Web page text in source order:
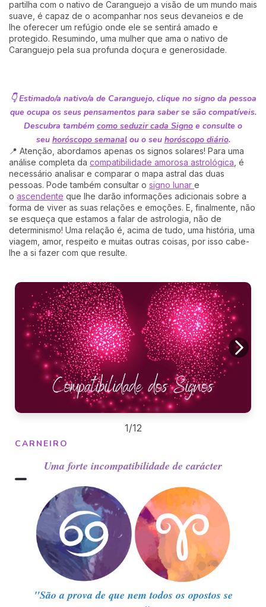
partilha com o nativo de Caranguejo a visão de um mundo mais
suave, é capaz de o acompanhar nos seus devaneios e de
lhe oferecer um refúgio onde ele se sentirá amado e
protegido. Resumindo, uma mulher que ama o nativo de
Caranguejo pela sua profunda doçura e generosidade.
👇 Estimado/a nativo/a de Caranguejo, clique no signo da pessoa
que ocupa os seus pensamentos para saber se são compatíveis.
Descubra também como seduzir cada Signo e consulte o
seu horóscopo semanalou o seu horóscopo diário.
📍 Atenção, abordamos apenas os signos solares! Para uma
análise completa da compatibilidade amorosa astrológica , é
necessário analisar e comparar o mapa astral das duas
pessoas. Pode também consultar o signo lunar e
o ascendente que lhe darão informações adicionais sobre a
forma de viver as suas relações e emoções. E, finalmente, não
se esqueça que estamos a falar de astrologia, não de
determinismo! Uma relação é, acima de tudo, uma história, uma
viagem, amor, respeito e muitas outras coisas, por isso cabe-
lhe a si fazer com que resulte.
CARNEIRO
Uma forte incompatibilidade de carácter
"São a prova de que nem todos os opostos se
1/12